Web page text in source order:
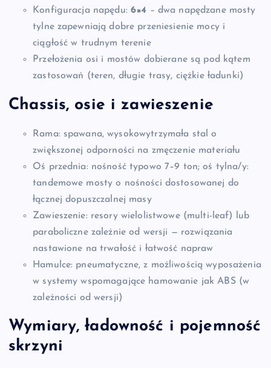
Konfiguracja napędu:6×4 – dwa napędzane mosty
tylne zapewniają dobre przeniesienie mocy i
ciągłość w trudnym terenie
Przełożenia osi i mostów dobierane są pod kątem
zastosowań (teren, długie trasy, ciężkie ładunki)
Chassis, osie i zawieszenie
Rama: spawana, wysokowytrzymała stal o
zwiększonej odporności na zmęczenie materiału
Oś przednia: nośność typowo 7–9 ton; oś tylna/y:
tandemowe mosty o nośności dostosowanej do
łącznej dopuszczalnej masy
Zawieszenie: resory wielolistwowe (multi-leaf) lub
paraboliczne zależnie od wersji — rozwiązania
nastawione na trwałość i łatwość napraw
Hamulce: pneumatyczne, z możliwością wyposażenia
w systemy wspomagające hamowanie jak ABS (w
zależności od wersji)
Wymiary, ładowność i pojemność
skrzyni